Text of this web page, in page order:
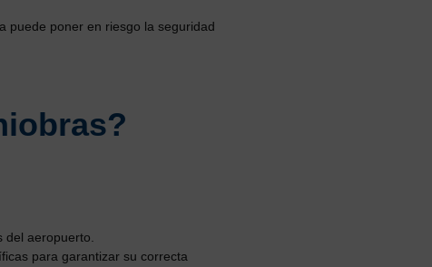
puede poner en riesgo la seguridad
aeropuerto.
para garantizar su correcta